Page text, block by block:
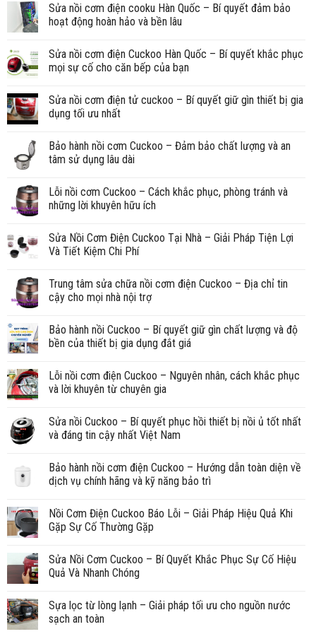
Sửa nồi cơm điện cooku Hàn Quốc – Bí quyết đảm bảo
hoạt động hoàn hảo và bền lâu
Sửa nồi cơm điện Cuckoo Hàn Quốc – Bí quyết khắc phục
mọi sự cố cho căn bếp của bạn
Sửa nồi cơm điện tử cuckoo – Bí quyết giữ gìn thiết bị gia
dụng tối ưu nhất
Bảo hành nồi cơm Cuckoo – Đảm bảo chất lượng và an
tâm sử dụng lâu dài
Lỗi nồi cơm Cuckoo – Cách khắc phục, phòng tránh và
những lời khuyên hữu ích
Sửa Nồi Cơm Điện Cuckoo Tại Nhà – Giải Pháp Tiện Lợi
Và Tiết Kiệm Chi Phí
Trung tâm sửa chữa nồi cơm điện Cuckoo – Địa chỉ tin
cậy cho mọi nhà nội trợ
Bảo hành nồi Cuckoo – Bí quyết giữ gìn chất lượng và độ
bền của thiết bị gia dụng đắt giá
Lỗi nồi cơm điện Cuckoo – Nguyên nhân, cách khắc phục
và lời khuyên từ chuyên gia
Sửa nồi Cuckoo – Bí quyết phục hồi thiết bị nồi ủ tốt nhất
và đáng tin cậy nhất Việt Nam
Bảo hành nồi cơm điện Cuckoo – Hướng dẫn toàn diện về
dịch vụ chính hãng và kỹ năng bảo trì
Nồi Cơm Điện Cuckoo Báo Lỗi – Giải Pháp Hiệu Quả Khi
Gặp Sự Cố Thường Gặp
Sửa Nồi Cơm Cuckoo – Bí Quyết Khắc Phục Sự Cố Hiệu
Quả Và Nhanh Chóng
Sựa lọc từ lòng lạnh – Giải pháp tối ưu cho nguồn nước
sạch an toàn